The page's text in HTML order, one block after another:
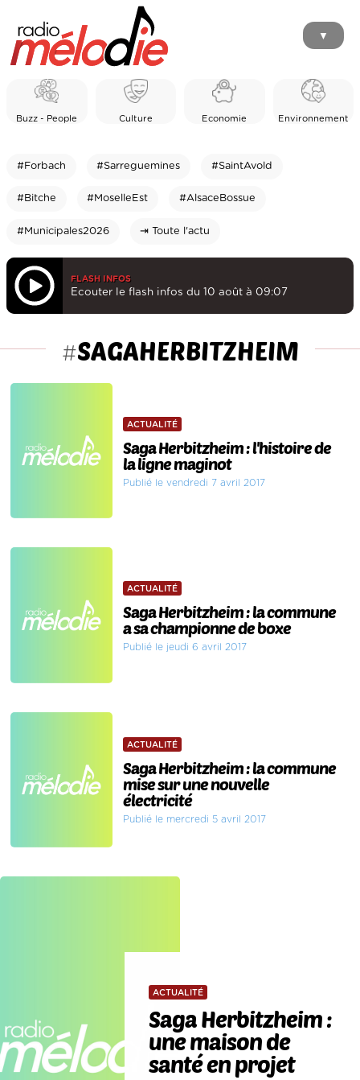
▼
Buzz - People Culture Economie Environnement
#Forbach #Sarreguemines #SaintAvold
#Bitche #MoselleEst #AlsaceBossue
#Municipales2026 ⇥ Toute l'actu
FLASH INFOS
Ecouter le flash infos du 10 août à 09:07
#SAGAHERBITZHEIM
ACTUALITÉ
Saga Herbitzheim : l'histoire de
la ligne maginot
Publié le vendredi 7 avril 2017
ACTUALITÉ
Saga Herbitzheim : la commune
a sa championne de boxe
Publié le jeudi 6 avril 2017
ACTUALITÉ
Saga Herbitzheim : la commune
mise sur une nouvelle
électricité
Publié le mercredi 5 avril 2017
ACTUALITÉ
Saga Herbitzheim :
une maison de
santé en projet